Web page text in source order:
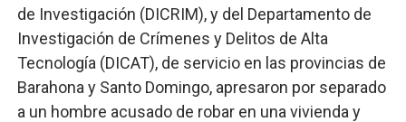
de Investigación (DICRIM), y del Departamento de
Investigación de Crímenes y Delitos de Alta
Tecnología (DICAT), de servicio en las provincias de
Barahona y Santo Domingo, apresaron por separado
a un hombre acusado de robar en una vivienda y